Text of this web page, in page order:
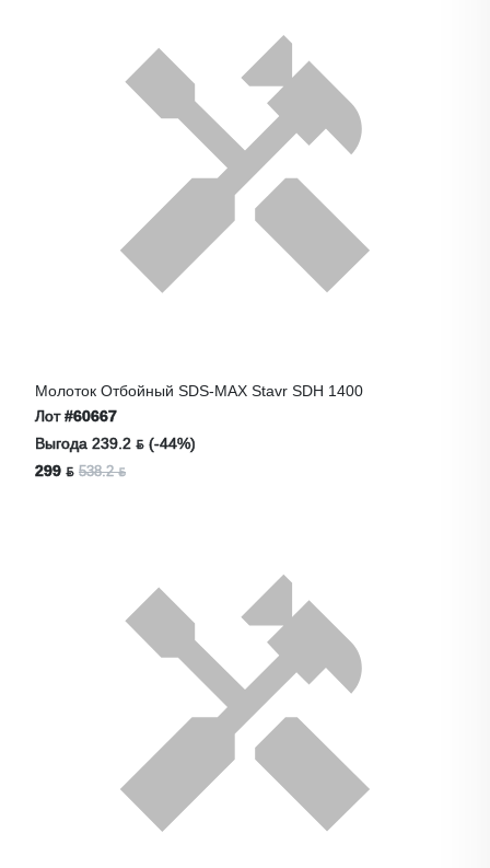
Молоток Отбойный SDS-MAX Stavr SDH 1400
Лот#60667
Выгода 239.2 ƃ (-44%)
299 ƃ 538.2 ƃ